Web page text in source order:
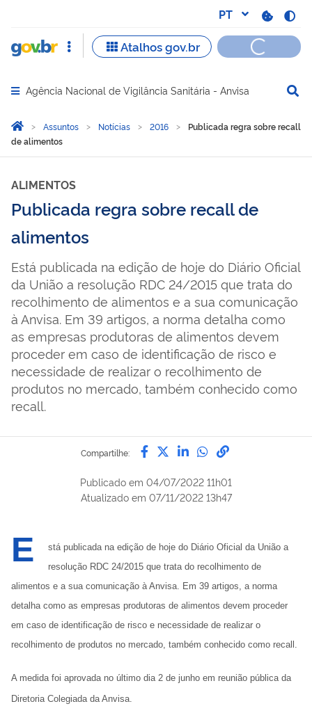
Abrir menu principal de navegação
Agência Nacional de Vigilância Sanitária - Anvisa
Você está aqui:
Página Inicial
Assuntos Notícias 2016
Publicada regra sobre recall
de alimentos
ALIMENTOS
Publicada regra sobre recall de
alimentos
Está publicada na edição de hoje do Diário Oficial
da União a resolução RDC 24/2015 que trata do
recolhimento de alimentos e a sua comunicação
à Anvisa. Em 39 artigos, a norma detalha como
as empresas produtoras de alimentos devem
proceder em caso de identificação de risco e
necessidade de realizar o recolhimento de
produtos no mercado, também conhecido como
recall.
Compartilhe: Compartilhe por Facebook
Compartilhe por Twitter
Compartilhe por
Compartilhe
link para
Publicado em 04/07/2022 11h01
Atualizado em 07/11/2022 13h47
E
stá publicada na edição de hoje do Diário Oficial da União a
resolução RDC 24/2015 que trata do recolhimento de
alimentos e a sua comunicação à Anvisa. Em 39 artigos, a norma
detalha como as empresas produtoras de alimentos devem proceder
em caso de identificação de risco e necessidade de realizar o
recolhimento de produtos no mercado, também conhecido como recall.
A medida foi aprovada no último dia 2 de junho em reunião pública da
Diretoria Colegiada da Anvisa.